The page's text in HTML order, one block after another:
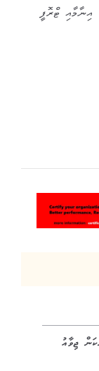
އިނާމާއި ޓްރޮފީ
ޖިވާއު